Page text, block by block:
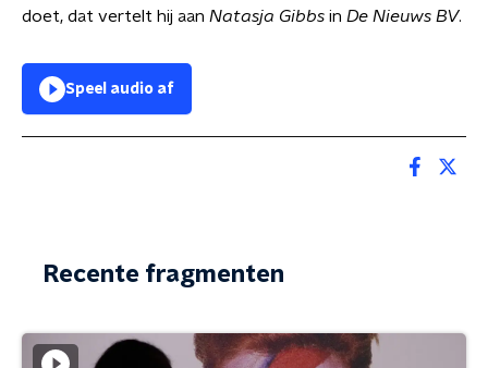
doet, dat vertelt hij aan Natasja Gibbs in De Nieuws BV.
Speel audio af
Recente fragmenten